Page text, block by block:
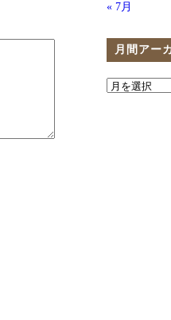
« 7月
月間アー